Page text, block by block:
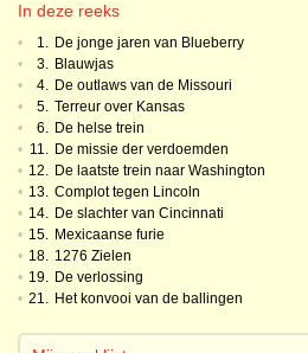
In deze reeks
• 1. De jonge jaren van Blueberry
•
3. Blauwjas
•
4. De outlaws van de Missouri
•
5. Terreur over Kansas
•
6. De helse trein
• 11. De missie der verdoemden
• 12. De laatste trein naar Washington
• 13. Complot tegen Lincoln
• 14. De slachter van Cincinnati
• 15. Mexicaanse furie
• 18. 1276 Zielen
• 19. De verlossing
• 21. Het konvooi van de ballingen